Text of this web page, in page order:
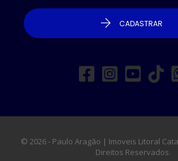
CADASTRAR
© 2026 - Paulo Aragão | Imoveis Litoral
Direitos Reservados.